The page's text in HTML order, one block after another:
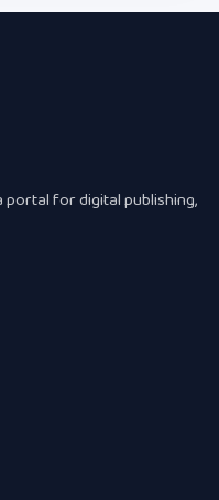
portal for digital publishing,